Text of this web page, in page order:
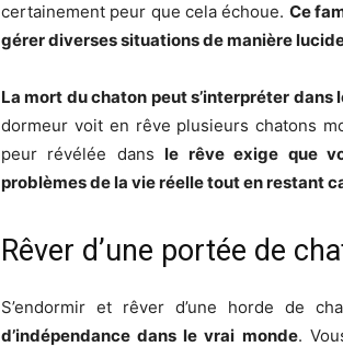
certainement peur que cela échoue. Ce
gérer diverses situations de manière
La mort du chaton peut s’interpréter dans
dormeur voit en rêve plusieurs chatons
peur révélée dansle rêve exige que
problèmes de la vie réelle tout en restant
Rêver d’une portée de
S’endormir et rêver d’une horde de
d’indépendance dans le vrai monde.